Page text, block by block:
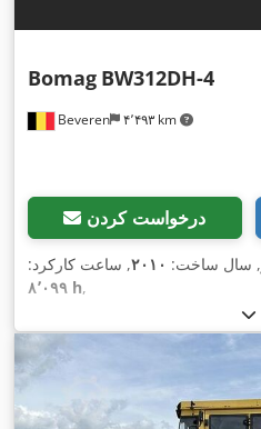
Beveren ۴٬۴۹۳ km
Bomag BW312DH-4
درخواست کردن
, سال ساخت: ۲۰۱۰, ساعت کارکرد:
۸٬۰۹۹ h,